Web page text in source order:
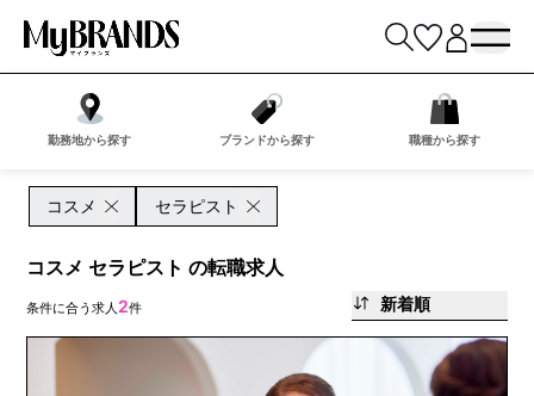
勤務地から探す ブランドから探す 職種から探す
コスメ セラピスト
コスメ セラピスト の転職求人
条件に合う求人 2件 新着順